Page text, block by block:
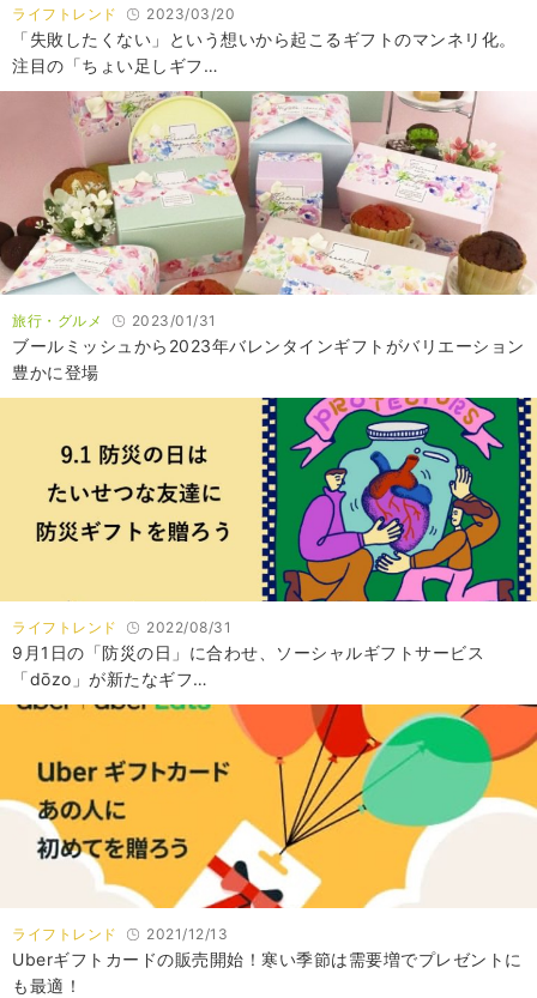
ライフトレンド 2023/03/20
「失敗したくない」という想いから起こるギフトのマンネリ化。
注目の「ちょい足しギフ…
旅行・グルメ 2023/01/31
ブールミッシュから2023年バレンタインギフトがバリエーション
豊かに登場
ライフトレンド 2022/08/31
9月1日の「防災の日」に合わせ、ソーシャルギフトサービス
「dōzo」が新たなギフ…
ライフトレンド 2021/12/13
Uberギフトカードの販売開始！寒い季節は需要増でプレゼントに
も最適！